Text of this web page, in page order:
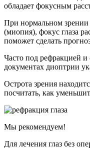
обладает фокусным
При нормальном зрении
(миопия), фокус глаза
поможет сделать
Часто под рефракцией
документах диоптрии
Острота зрения
посчитать, как
Мы рекомендуем!
Для лечения глаз без